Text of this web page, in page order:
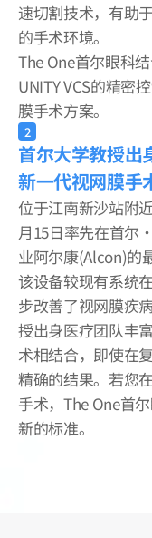
速切割技术，有助
的手术环境。
The One首尔眼科
UNITY VCS的精密
膜手术方案。
2
首尔大学教授出
新一代视网膜手
位于江南新沙站附
月15日率先在首尔
业阿尔康(Alcon)的
该设备较现有系统
步改善了视网膜疾
授出身医疗团队丰
术相结合，即使在
精确的结果。若您
手术，The One首
新的标准。